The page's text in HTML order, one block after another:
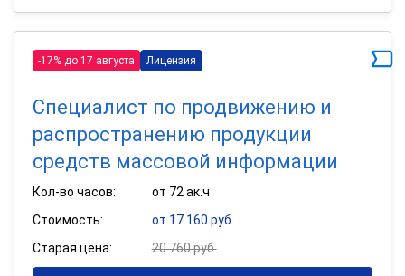
-17% до 17 августа Лицензия
Специалист по продвижению и
распространению продукции
средств массовой информации
Кол-во часов:
от 72 ак.ч
Стоимость:
от 17 160 руб.
Старая цена:
20 760 руб.